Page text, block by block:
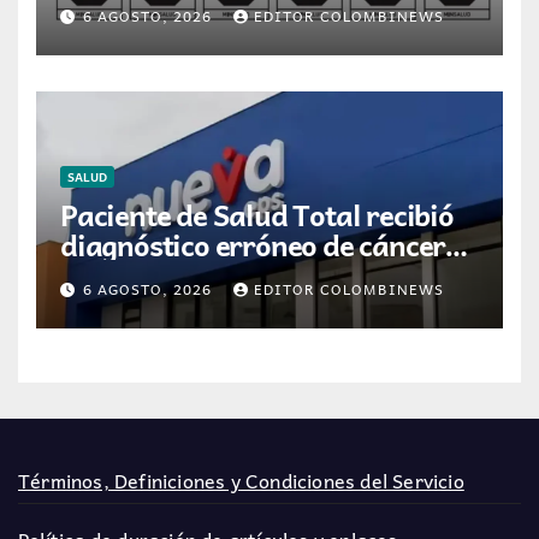
medicamentos en Colombia
6 AGOSTO, 2026 EDITOR COLOMBINEWS
SALUD
Paciente de Salud Total recibió
diagnóstico erróneo de cáncer
por resultados de otra persona
6 AGOSTO, 2026 EDITOR COLOMBINEWS
Términos, Definiciones y Condiciones del Servicio